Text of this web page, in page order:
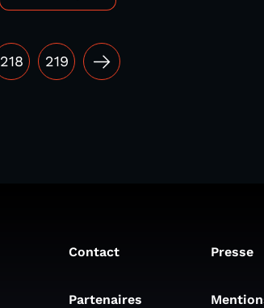
218 219
Contact Presse
Partenaires